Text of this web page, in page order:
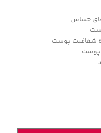
حساس
شفافیت پوست
پوست